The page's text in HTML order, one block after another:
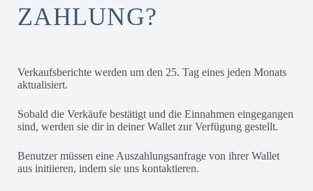
ZAHLUNG?
Verkaufsberichte werden um den 25. Tag eines jeden Monats
aktualisiert.
Sobald die Verkäufe bestätigt und die Einnahmen eingegangen
sind, werden sie dir in deiner Wallet zur Verfügung gestellt.
Benutzer müssen eine Auszahlungsanfrage von ihrer Wallet
aus initiieren, indem sie uns kontaktieren.